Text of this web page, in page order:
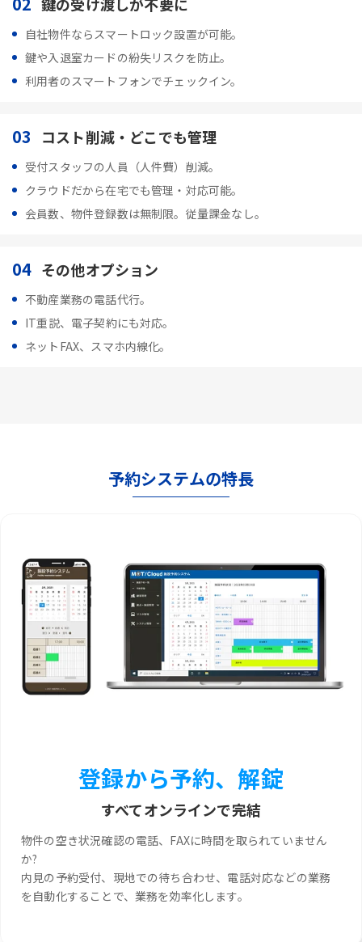
自社物件ならスマートロック設置が可能。
鍵や入退室カードの紛失リスクを防止。
利用者のスマートフォンでチェックイン。
03 コスト削減・どこでも管理
受付スタッフの人員（人件費）削減。
クラウドだから在宅でも管理・対応可能。
会員数、物件登録数は無制限。従量課金なし。
04 その他オプション
不動産業務の電話代行。
IT重説、電子契約にも対応。
ネットFAX、スマホ内線化。
予約システムの特長
登録から予約、解錠
すべてオンラインで完結
物件の空き状況確認の電話、FAXに時間を取られていません
か?
内見の予約受付、現地での待ち合わせ、電話対応などの業務
を自動化することで、業務を効率化します。